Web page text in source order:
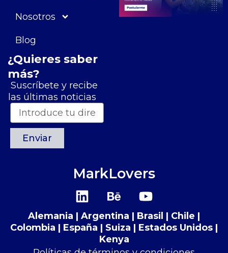
Nosotros
Blog
¿Quieres saber
más?
Suscríbete y recibe
las últimas noticias
Enviar
MarkLovers
L
i
n
k
B
e
h
a
n
Y
o
u
t
Alemania | Argentina | Brasil | Chile |
Colombia | España | Suiza​​ | Estados Unidos |
Kenya